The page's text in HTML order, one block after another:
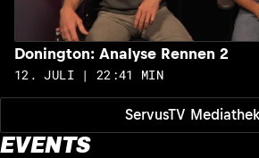
ServusTV Mediathek
Donington: Analyse Rennen 2
12. JULI | 22:41 MIN
EVENTS